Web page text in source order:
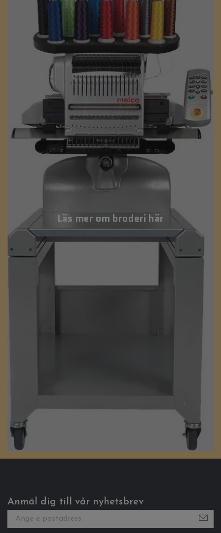
Läs mer om broderi här
Anmäl dig till vår nyhetsbrev